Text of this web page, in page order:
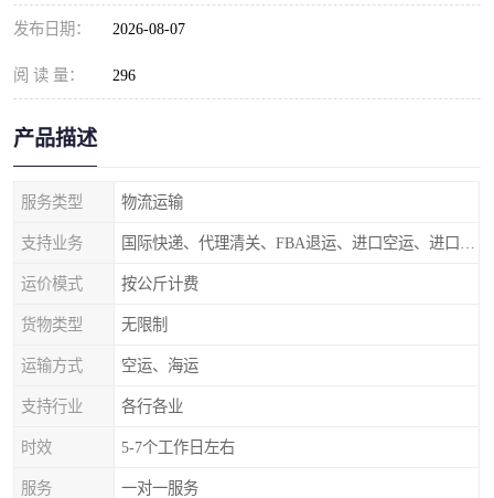
发布日期： 2026-08-07
阅 读 量： 296
产品描述
服务类型 物流运输
支持业务
运价模式 按公斤计费
货物类型 无限制
运输方式 空运、海运
支持行业 各行各业
时效 5-7个工作日左右
服务 一对一服务